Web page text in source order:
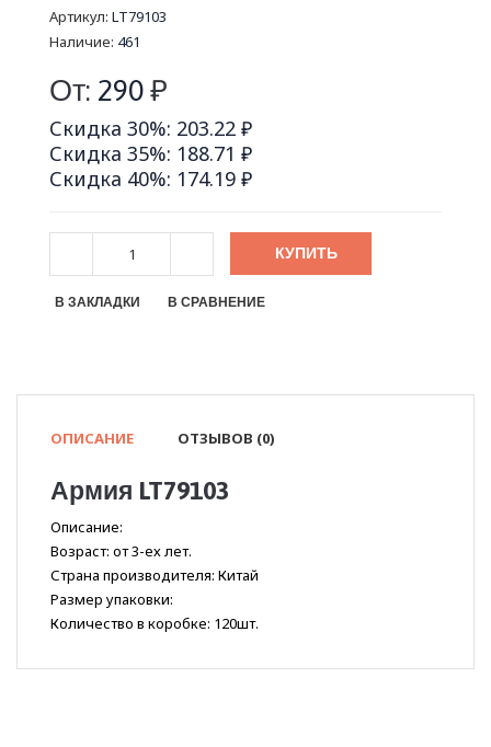
Артикул: LT79103
Наличие: 461
От: 290₽
Скидка 30%: 203.22 ₽
Скидка 35%: 188.71 ₽
Скидка 40%: 174.19 ₽
КУПИТЬ
В ЗАКЛАДКИ В СРАВНЕНИЕ
ОПИСАНИЕ ОТЗЫВОВ (0)
Армия LT79103
Описание:
Возраст: от 3-ех лет.
Страна производителя: Китай
Размер упаковки:
Количество в коробке: 120шт.